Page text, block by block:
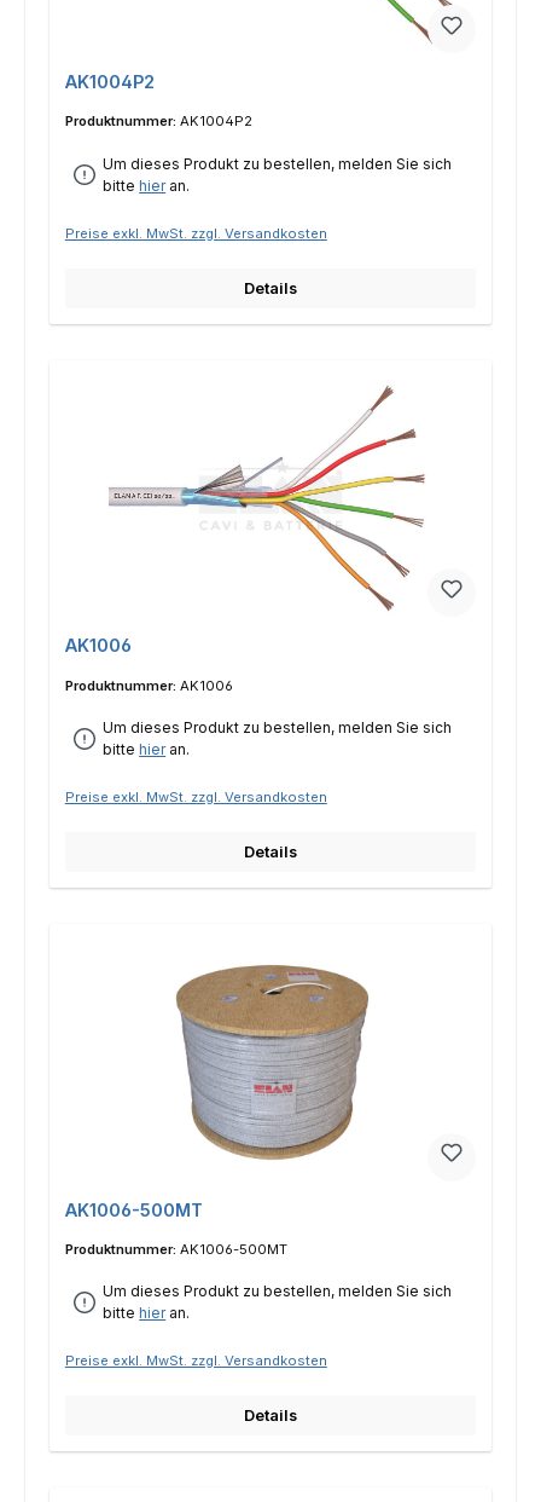
AK1004P2
Produktnummer: AK1004P2
Um dieses Produkt zu bestellen, melden Sie sich
bittehieran.
Preise exkl. MwSt. zzgl. Versandkosten
Details
AK1006
Produktnummer: AK1006
Um dieses Produkt zu bestellen, melden Sie sich
bittehieran.
Preise exkl. MwSt. zzgl. Versandkosten
Details
AK1006-500MT
Produktnummer: AK1006-500MT
Um dieses Produkt zu bestellen, melden Sie sich
bittehieran.
Preise exkl. MwSt. zzgl. Versandkosten
Details